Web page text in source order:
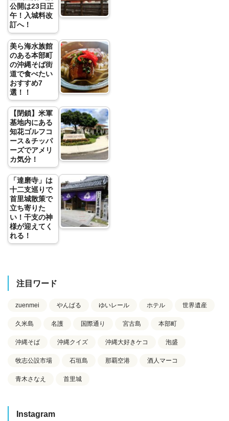
公開は23日正
午！入城料改
訂へ！
美ら海水族館
のある本部町
の沖縄そば街
道で食べたい
おすすめ7
選！！
【閉鎖】米軍
基地内にある
知花ゴルフコ
ース＆チッパ
ーズでアメリ
カ気分！
「達磨寺」は
十二支巡りで
首里城散策で
立ち寄りた
い！干支の神
様が迎えてく
れる！
注目ワード
zuenmei やんばる ゆいレール ホテル 世界遺産
久米島 名護 国際通り 宮古島 本部町
沖縄そば 沖縄クイズ 沖縄大好きケコ 泡盛
牧志公設市場 石垣島 那覇空港 酒人マーコ
青木さなえ 首里城
Instagram